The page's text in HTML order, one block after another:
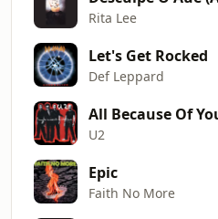
Rita Lee
Let's Get Rocked
Def Leppard
All Because Of
U2
Epic
Faith No More